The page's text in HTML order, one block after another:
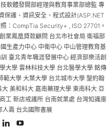
軟體發開部經理與教育事業部總監 專
保護、資訊安全、程式設計(ASP.NET
：CompTia Security+ , ISO 27701。
業鳳凰貸款顧問 台北市社會局 衛福部
生產力中心 中衛中心 中山管理教育基
臺北青年職涯發展中心 經濟部樂活創
大學 雲林科技大學 台北醫學大學 銘傳
大學 大葉大學 台北城市大學 聖約翰
美和科大 嘉南藥理大學 東南科大 亞
工 新店戒護所 台南就業處 台灣知識庫
人壽 台北國際書展